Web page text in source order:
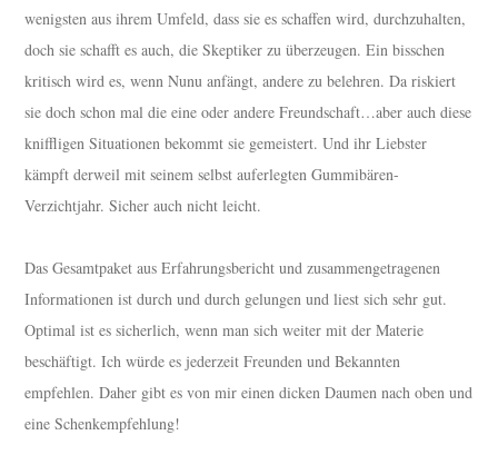
wenigsten aus ihrem Umfeld, dass sie es schaffen wird, durchzuhalten,
doch sie schafft es auch, die Skeptiker zu überzeugen. Ein bisschen
kritisch wird es, wenn Nunu anfängt, andere zu belehren. Da riskiert
sie doch schon mal die eine oder andere Freundschaft…aber auch diese
kniffligen Situationen bekommt sie gemeistert. Und ihr Liebster
kämpft derweil mit seinem selbst auferlegten Gummibären-
Verzichtjahr. Sicher auch nicht leicht.
Das Gesamtpaket aus Erfahrungsbericht und zusammengetragenen
Informationen ist durch und durch gelungen und liest sich sehr gut.
Optimal ist es sicherlich, wenn man sich weiter mit der Materie
beschäftigt. Ich würde es jederzeit Freunden und Bekannten
empfehlen. Daher gibt es von mir einen dicken Daumen nach oben und
eine Schenkempfehlung!